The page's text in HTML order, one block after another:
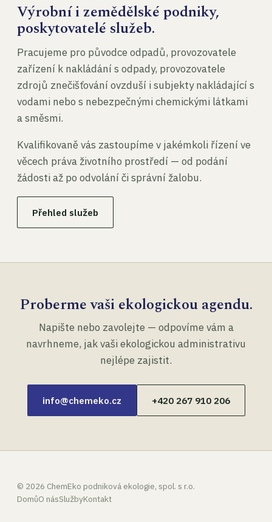
Výrobní i zemědělské podniky,
poskytovatelé služeb.
Pracujeme pro původce odpadů, provozovatele
zařízení k nakládání s odpady, provozovatele
zdrojů znečišťování ovzduší i subjekty nakládající s
vodami nebo s nebezpečnými chemickými látkami
a směsmi.
Kvalifikovaně vás zastoupíme v jakémkoli řízení ve
věcech práva životního prostředí — od podání
žádosti až po odvolání či správní žalobu.
Přehled služeb
Proberme vaši ekologickou agendu.
Napište nebo zavolejte — odpovíme vám a
navrhneme, jak vaši ekologickou administrativu
nejlépe zajistit.
info@chemeko.cz +420 267 910 206
© 2026 ChemEko podniková ekologie, spol. s r.o.
DomůO násSlužbyKontakt